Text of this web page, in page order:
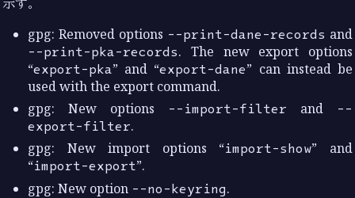
gpg: Removed options --print-dane-records and
--print-pka-records. The new export options
“export-pka” and “export-dane” can instead be
used with the export command.
gpg: New options --import-filter and --
export-filter.
gpg: New import options “import-show” and
“import-export”.
gpg: New option --no-keyring.